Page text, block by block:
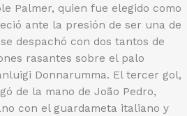
Palmer, quien fue elegido como
ante la presión de ser una de
despachó con dos tantos de
rasantes sobre el palo
Donnarumma. El tercer gol,
de la mano de João Pedro,
con el guardameta italiano y